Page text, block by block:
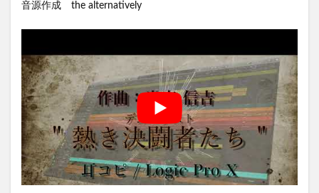
音源作成 the alternatively